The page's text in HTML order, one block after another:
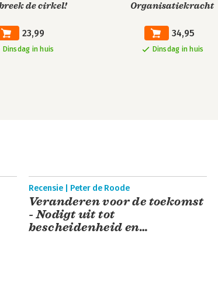
de cirkel!
23,99
Dinsdag in huis
Organisatiekracht
34,95
Dinsdag in huis
Recensie | Peter de Roode
Veranderen voor de toekomst
- Nodigt uit tot
bescheidenheid en